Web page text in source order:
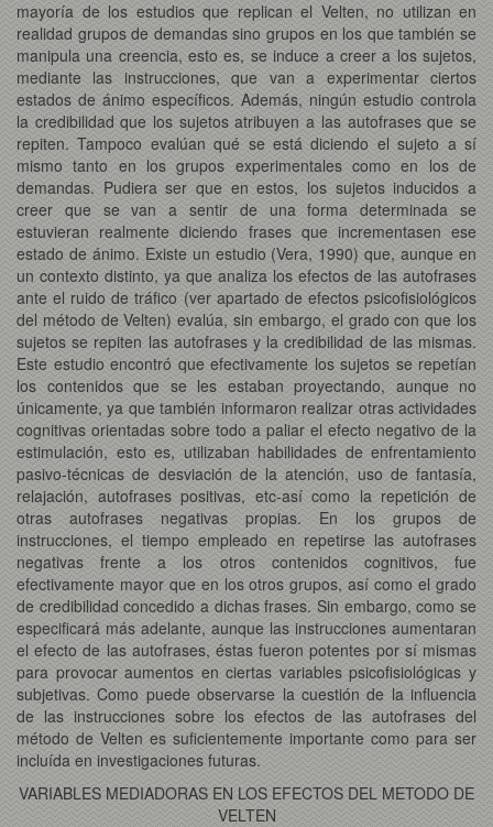
mayoría de los estudios que replican el Velten, no utilizan en
realidad grupos de demandas sino grupos en los que también se
manipula una creencia, esto es, se induce a creer a los sujetos,
mediante las instrucciones, que van a experimentar ciertos
estados de ánimo específicos. Además, ningún estudio controla
la credibilidad que los sujetos atribuyen a las autofrases que se
repiten. Tampoco evalúan qué se está diciendo el sujeto a sí
mismo tanto en los grupos experimentales como en los de
demandas. Pudiera ser que en estos, los sujetos inducidos a
creer que se van a sentir de una forma determinada se
estuvieran realmente diciendo frases que incrementasen ese
estado de ánimo. Existe un estudio (Vera, 1990) que, aunque en
un contexto distinto, ya que analiza los efectos de las autofrases
ante el ruido de tráfico (ver apartado de efectos psicofisiológicos
del método de Velten) evalúa, sin embargo, el grado con que los
sujetos se repiten las autofrases y la credibilidad de las mismas.
Este estudio encontró que efectivamente los sujetos se repetían
los contenidos que se les estaban proyectando, aunque no
únicamente, ya que también informaron realizar otras actividades
cognitivas orientadas sobre todo a paliar el efecto negativo de la
estimulación, esto es, utilizaban habilidades de enfrentamiento
pasivo-técnicas de desviación de la atención, uso de fantasía,
relajación, autofrases positivas, etc-así como la repetición de
otras autofrases negativas propias. En los grupos de
instrucciones, el tiempo empleado en repetirse las autofrases
negativas frente a los otros contenidos cognitivos, fue
efectivamente mayor que en los otros grupos, así como el grado
de credibilidad concedido a dichas frases. Sin embargo, como se
especificará más adelante, aunque las instrucciones aumentaran
el efecto de las autofrases, éstas fueron potentes por sí mismas
para provocar aumentos en ciertas variables psicofisiológicas y
subjetivas. Como puede observarse la cuestión de la influencia
de las instrucciones sobre los efectos de las autofrases del
método de Velten es suficientemente importante como para ser
incluída en investigaciones futuras.
VARIABLES MEDIADORAS EN LOS EFECTOS DEL METODO DE
VELTEN